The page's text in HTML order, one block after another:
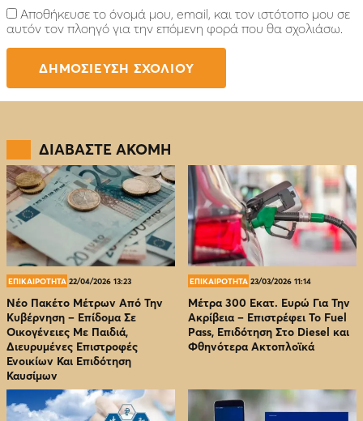
Αποθήκευσε το όνομά μου, email, και τον ιστότοπο μου σε
αυτόν τον πλοηγό για την επόμενη φορά που θα σχολιάσω.
ΔΙΑΒΑΣΤΕ ΑΚΟΜΗ
ΕΠΙΚΑΙΡΟΤΗΤΑ 22/04/2026 13:23
Νέο Πακέτο Μέτρων Από Την
Κυβέρνηση – Επίδομα Σε
Οικογένειες Με Παιδιά,
Διευρυμένες Επιστροφές
Ενοικίων Και Επιδότηση
Καυσίμων
ΕΠΙΚΑΙΡΟΤΗΤΑ 23/03/2026 11:14
Μέτρα 300 Εκατ. Ευρώ Για Την
Ακρίβεια – Επιστρέφει Το Fuel
Pass, Επιδότηση Στο Diesel και
Φθηνότερα Ακτοπλοϊκά